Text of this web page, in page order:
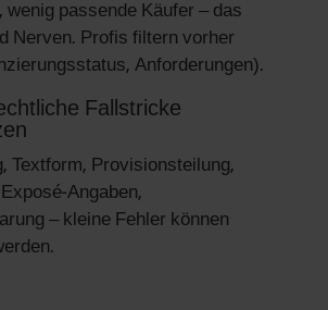
wenig passende Käufer – das
Nerven. Profis filtern vorher
Anforderungen).
Fallstricke
Textform, Provisionsteilung,
Angaben,
– kleine Fehler können